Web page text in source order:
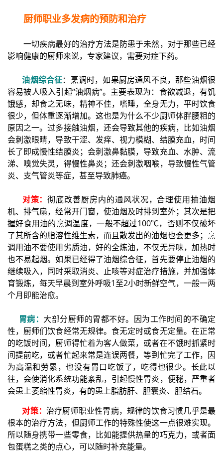
厨师职业多发病的预防和治疗
一切疾病最好的治疗方法是防患于未然，对于那些已经
影响健康的厨师来说，专家建议，需要对症下药。
油烟综合征：烹调时，如果厨房通风不良，那些油烟很
容易被人吸入引起“油烟病”。主要表现为：食欲减退，有饥
饿感，却食之无味，精神不佳，嗜睡，全身无力，平时饮食
很少，但体重逐渐增加。这也是为什么不少厨师体胖腰粗的
原因之一。过多接触油烟，还会导致其他的疾病，比如油烟
会刺激眼睛，导致干涩、发痒、视力模糊、结膜充血，时间
长了即成慢性结膜炎；会刺激鼻黏膜，导致充血、水肿、流
涕、嗅觉失灵，得慢性鼻炎；还会刺激咽喉，导致慢性气管
炎、支气管炎等症，甚至导致肺癌。
对策：彻底改善厨房内的通风状况，合理使用抽油烟
机、排气扇，经常开门窗，使油烟及时排到室外；其次是把
握好食用油的烹调温度，一般不超过100℃，否则不仅破坏
了其所含的脂溶性维生素，而且散发出的油烟也会更多；烹
调用油不要使用劣质油，好的全炼油，不仅无异味，加热时
也不易起烟。如果已经得了油烟综合征，首先要停止油烟的
继续吸入，同时采取消炎、止咳等对症治疗措施，并加强体
育锻炼，每天早晨到室外呼吸1至2小时新鲜空气，一般一两
个月即能治愈。
胃病： 大部分厨师的胃都不好。因为工作时间的不确定
性，厨师们饮食经常无规律。食无定时或食无定量。在正常
的吃饭时间，厨师得忙着为客人做菜，或者在不饿时抓紧时
间提前吃，或者忙起来常是连误两餐，等到忙完了工作，因
为高温和劳累，也没有胃口吃饭了，吃得也很少。长此以
往，会使消化系统功能紊乱，引起慢性胃炎，便秘，严重者
会患上萎缩性胃炎，有的患上脂肪肝、胆囊炎、胆结石。
对策： 治疗厨师职业性胃病，规律的饮食习惯几乎是最
根本的治疗方法，但厨师工作的特殊性使这一点很难实现。
所以随身携带一些零食，比如能提供热量的巧克力，或者面
包蛋糕之类的点心，可以随时补充能量。